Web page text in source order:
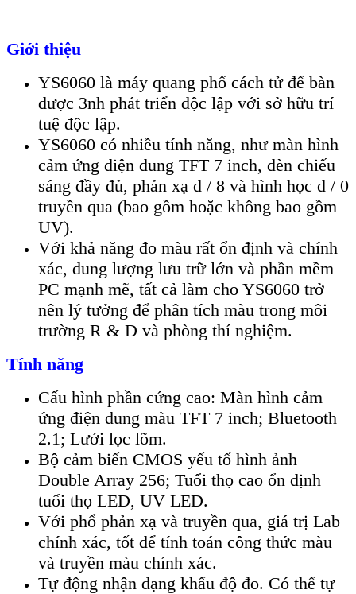
Giới thiệu
YS6060 là máy quang phổ cách tử để bàn
được 3nh phát triển độc lập với sở hữu trí
tuệ độc lập.
YS6060 có nhiều tính năng, như màn hình
cảm ứng điện dung TFT 7 inch, đèn chiếu
sáng đầy đủ, phản xạ d / 8 và hình học d / 0
truyền qua (bao gồm hoặc không bao gồm
UV).
Với khả năng đo màu rất ổn định và chính
xác, dung lượng lưu trữ lớn và phần mềm
PC mạnh mẽ, tất cả làm cho YS6060 trở
nên lý tưởng để phân tích màu trong môi
trường R & D và phòng thí nghiệm.
Tính năng
Cấu hình phần cứng cao: Màn hình cảm
ứng điện dung màu TFT 7 inch; Bluetooth
2.1; Lưới lọc lõm.
Bộ cảm biến CMOS yếu tố hình ảnh
Double Array 256; Tuổi thọ cao ổn định
tuổi thọ LED, UV LED.
Với phổ phản xạ và truyền qua, giá trị Lab
chính xác, tốt để tính toán công thức màu
và truyền màu chính xác.
Tự động nhận dạng khẩu độ đo. Có thể tự